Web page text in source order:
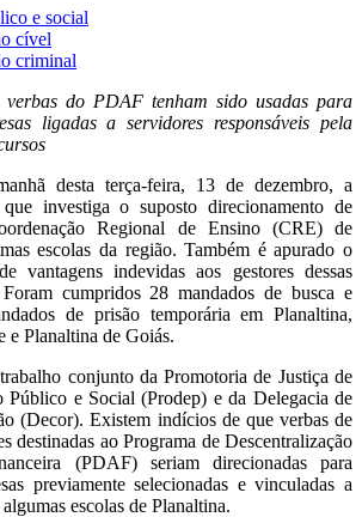
e social
cível
criminal
verbas do PDAF tenham sido usadas para
ligadas a servidores responsáveis pela
desta terça-feira, 13 de dezembro, a
investiga o suposto direcionamento de
Regional de Ensino (CRE) de
escolas da região. Também é apurado o
vantagens indevidas aos gestores dessas
cumpridos 28 mandados de busca e
de prisão temporária em Planaltina,
e Planaltina de Goiás.
conjunto da Promotoria de Justiça de
Público e Social (Prodep) e da Delegacia de
(Decor). Existem indícios de que verbas de
destinadas ao Programa de Descentralização
(PDAF) seriam direcionadas para
previamente selecionadas e vinculadas a
escolas de Planaltina.